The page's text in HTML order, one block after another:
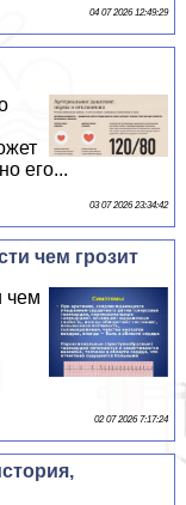
04 07 2026 12:49:29
его...
03 07 2026 23:34:42
чем грозит
чем
02 07 2026 7:17:24